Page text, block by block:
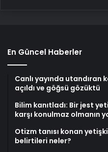
En Güncel Haberler
Canlı yayında utandıran
açıldı ve göğsü gözüktü
Bilim kanıtladı: Bir jest
karşı konulmaz olmanın
Otizm tanısı konan
belirtileri neler?